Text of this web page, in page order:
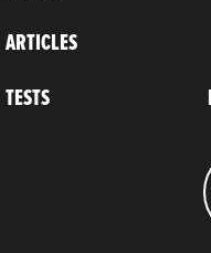
ARTICLES
TESTS